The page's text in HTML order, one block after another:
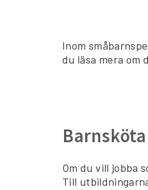
Inom
du läsa mera om
Om du vill jobba
Till